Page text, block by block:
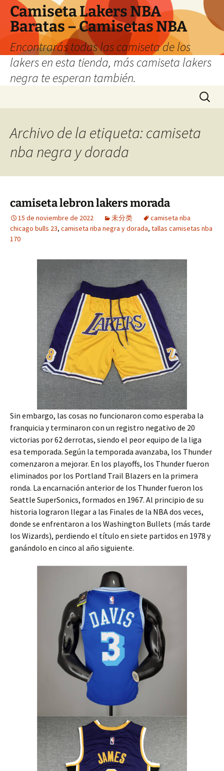
Camiseta Lakers NBA
Baratas – Camisetas NBA
Encontrarás todas las camiseta de los
lakers en esta tienda, más camiseta lakers
negra te esperan también.
Buscar:
Archivo de la etiqueta: camiseta
nba negra y dorada
camiseta lebron lakers morada
15 de noviembre de 2022 未分类
camiseta nba
chicago bulls 23, camiseta nba negra y dorada, tallas camisetas nba
170
Sin embargo, las cosas no funcionaron como esperaba la
franquicia y terminaron con un registro negativo de 20
victorias por 62 derrotas, siendo el peor equipo de la liga
esa temporada. Según la temporada avanzaba, los Thunder
comenzaron a mejorar. En los playoffs, los Thunder fueron
eliminados por los Portland Trail Blazers en la primera
ronda. La encarnación anterior de los Thunder fueron los
Seattle SuperSonics, formados en 1967. Al principio de su
historia lograron llegar a las Finales de la NBA dos veces,
donde se enfrentaron a los Washington Bullets (más tarde
los Wizards), perdiendo el título en siete partidos en 1978 y
ganándolo en cinco al año siguiente.